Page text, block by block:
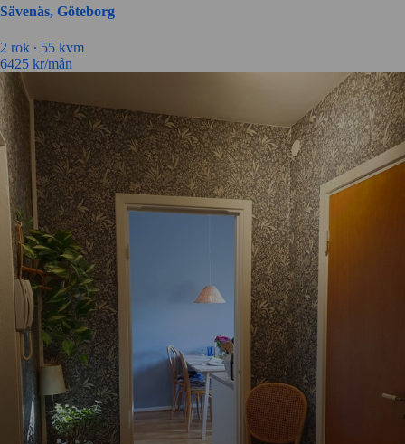
Sävenäs, Göteborg
2 rok ∙ 55 kvm
6425 kr/mån